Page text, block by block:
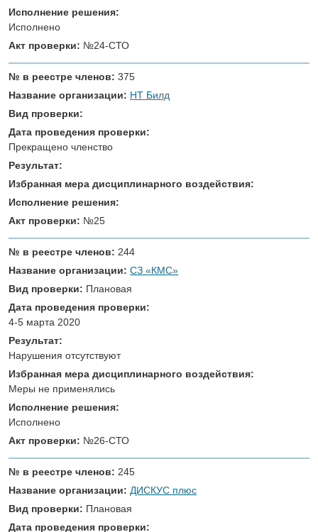
Исполнение решения:
Исполнено
Акт проверки: №24-СТО
№ в реестре членов: 375
Название организации: НТ Билд
Вид проверки:
Дата проведения проверки:
Прекращено членство
Результат:
Избранная мера дисциплинарного воздействия:
Исполнение решения:
Акт проверки: №25
№ в реестре членов: 244
Название организации: СЗ «КМС»
Вид проверки: Плановая
Дата проведения проверки:
4-5 марта 2020
Результат:
Нарушения отсутствуют
Избранная мера дисциплинарного воздействия:
Меры не применялись
Исполнение решения:
Исполнено
Акт проверки: №26-СТО
№ в реестре членов: 245
Название организации: ДИСКУС плюс
Вид проверки: Плановая
Дата проведения проверки: